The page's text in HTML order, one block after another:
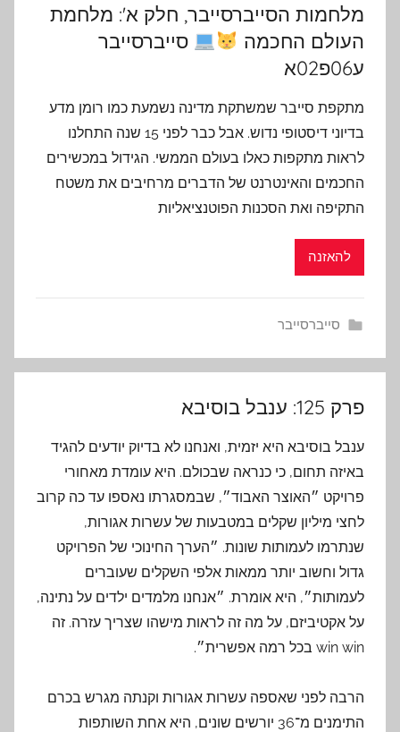
מלחמות הסייברסייבר, חלק א': מלחמת
העולם החכמה
סייברסייבר
ע06פ02א
מתקפת סייבר שמשתקת מדינה נשמעת כמו רומן מדע
בדיוני דיסטופי נדוש. אבל כבר לפני 15 שנה התחלנו
לראות מתקפות כאלו בעולם הממשי. הגידול במכשירים
החכמים והאינטרנט של הדברים מרחיבים את משטח
התקיפה ואת הסכנות הפוטנציאליות
להאזנה
סייברסייבר
פרק 125: ענבל בוסיבא
ענבל בוסיבא היא יזמית, ואנחנו לא בדיוק יודעים להגיד
באיזה תחום, כי כנראה שבכולם. היא עומדת מאחורי
פרויקט ״האוצר האבוד״, שבמסגרתו נאספו עד כה קרוב
לחצי מיליון שקלים במטבעות של עשרות אגורות,
שנתרמו לעמותות שונות. ״הערך החינוכי של הפרויקט
גדול וחשוב יותר ממאות אלפי השקלים שעוברים
לעמותות״, היא אומרת. ״אנחנו מלמדים ילדים על נתינה,
על אקטיביזם, על מה זה לראות מישהו שצריך עזרה. זה
win win בכל רמה אפשרית״.
הרבה לפני שאספה עשרות אגורות וקנתה מגרש בכרם
התימנים מ־36 יורשים שונים, היא אחת השותפות